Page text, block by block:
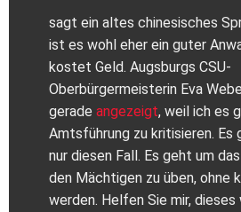
sagt ein altes chinesisches
ist es wohl eher ein guter
kostet Geld. Augsburgs CSU-
Oberbürgermeisterin Eva
gerade angezeigt, weil ich es
Amtsführung zu kritisieren. Es
nur diesen Fall. Es geht um
den Mächtigen zu üben, ohne
werden. Helfen Sie mir,